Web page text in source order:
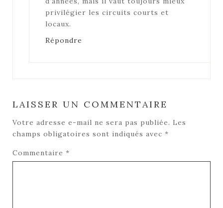
privilégier les circuits courts et
locaux.
Répondre
LAISSER UN COMMENTAIRE
Votre adresse e-mail ne sera pas publiée. Les
champs obligatoires sont indiqués avec *
Commentaire *